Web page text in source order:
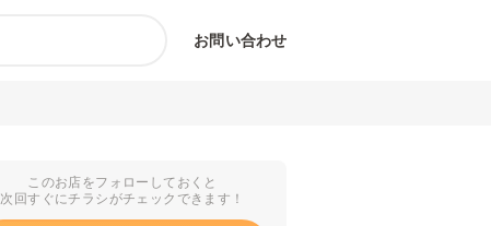
お問い合わせ
このお店をフォローしておくと
次回すぐにチラシがチェックできます！